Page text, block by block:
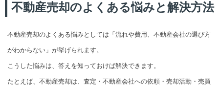
不動産売却のよくある悩みと解決方法
不動産売却のよくある悩みとしては「流れや費用、不動産会社の選び方
がわからない」が挙げられます。
こうした悩みは、答えを知っておけば解決できます。
たとえば、不動産売却は、査定・不動産会社への依頼・売却活動・売買